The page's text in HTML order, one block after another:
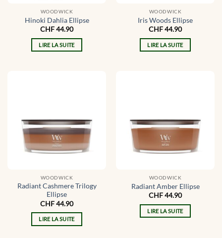
WOODWICK
Hinoki Dahlia Ellipse
CHF44.90
LIRE LA SUITE
WOODWICK
Iris Woods Ellipse
CHF44.90
LIRE LA SUITE
WOODWICK
Radiant Cashmere Trilogy
Ellipse
CHF44.90
LIRE LA SUITE
WOODWICK
Radiant Amber Ellipse
CHF44.90
LIRE LA SUITE